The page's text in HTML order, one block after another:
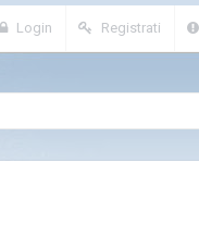
Login Registrati